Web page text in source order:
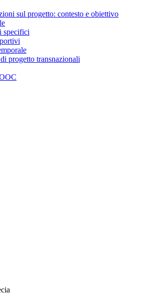
sul progetto: contesto e obiettivo
specifici
progetto transnazionali